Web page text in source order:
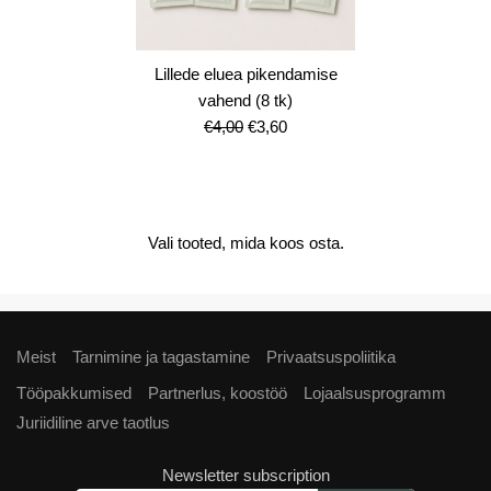
Lillede eluea pikendamise
vahend (8 tk)
€4,00 Algne
€3,60Current
Vali tooted, mida koos osta.
Meist Tarnimine ja tagastamine
Privaatsuspoliitika
Tööpakkumised
Partnerlus, koostöö
Lojaalsusprogramm
Juriidiline arve taotlus
Newsletter subscription